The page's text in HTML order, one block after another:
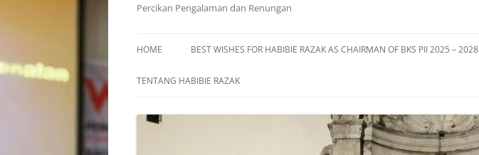
Percikan Pengalaman dan Renungan
HOME BEST WISHES FOR HABIBIE RAZAK AS CHAIRMAN OF BKS PII 2025 – 2028
TENTANG HABIBIE RAZAK